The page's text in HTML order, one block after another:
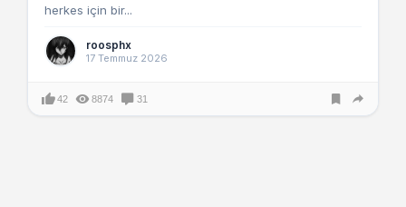
herkes için bir...
roosphx
17 Temmuz 2026
42 8874 31